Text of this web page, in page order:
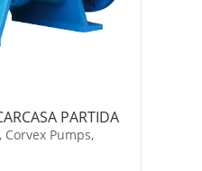
PARTIDA
, Corvex Pumps,